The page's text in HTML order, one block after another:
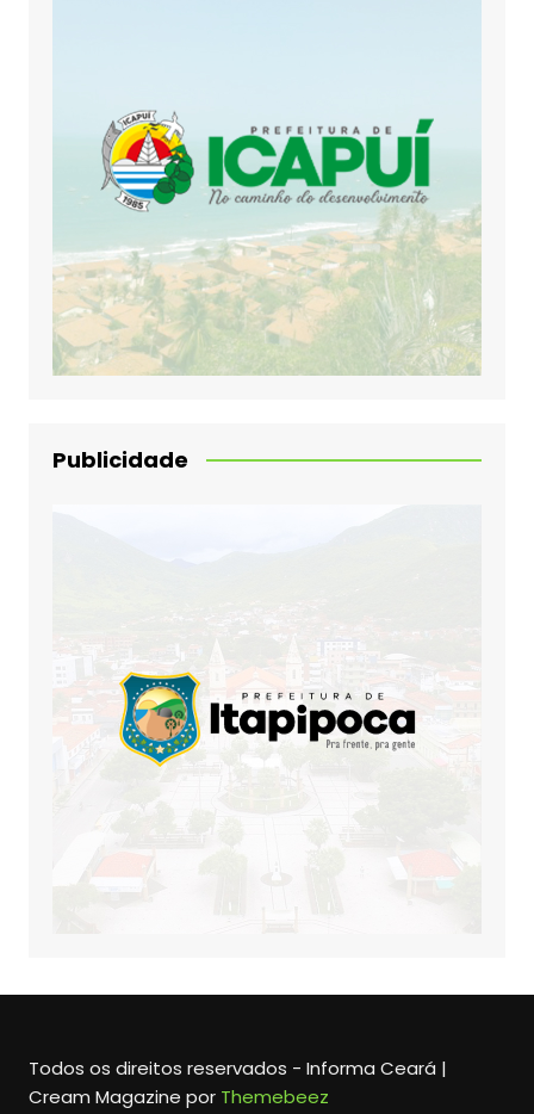
Publicidade
Todos os direitos reservados - Informa Ceará |
Cream Magazine por Themebeez